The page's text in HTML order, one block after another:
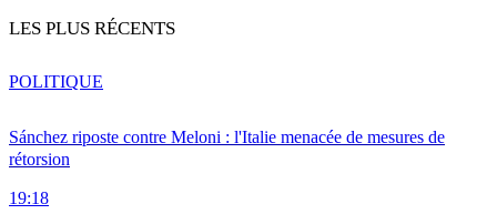
LES PLUS RÉCENTS
Sánchez riposte contre Meloni : l'Italie menacée de mesures de
rétorsion
19:18
POLITIQUE